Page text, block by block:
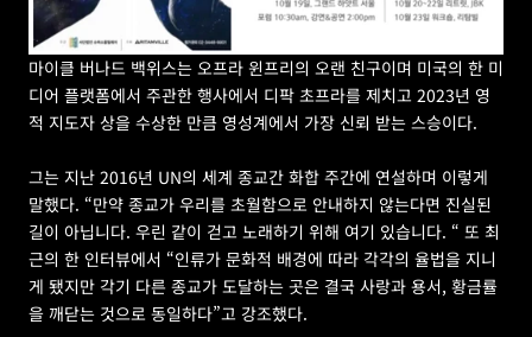
마이클 버나드 백위스는 오프라 윈프리의 오랜 친구이며 미국의 한 미
디어 플랫폼에서 주관한 행사에서 디팍 초프라를 제치고 2023년 영
적 지도자 상을 수상한 만큼 영성계에서 가장 신뢰 받는 스승이다.
그는 지난 2016년 UN의 세계 종교간 화합 주간에 연설하며 이렇게
말했다. “만약 종교가 우리를 초월함으로 안내하지 않는다면 진실된
길이 아닙니다. 우린 같이 걷고 노래하기 위해 여기 있습니다. “ 또 최
근의 한 인터뷰에서 “인류가 문화적 배경에 따라 각각의 율법을 지니
게 됐지만 각기 다른 종교가 도달하는 곳은 결국 사랑과 용서, 황금률
을 깨닫는 것으로 동일하다”고 강조했다.